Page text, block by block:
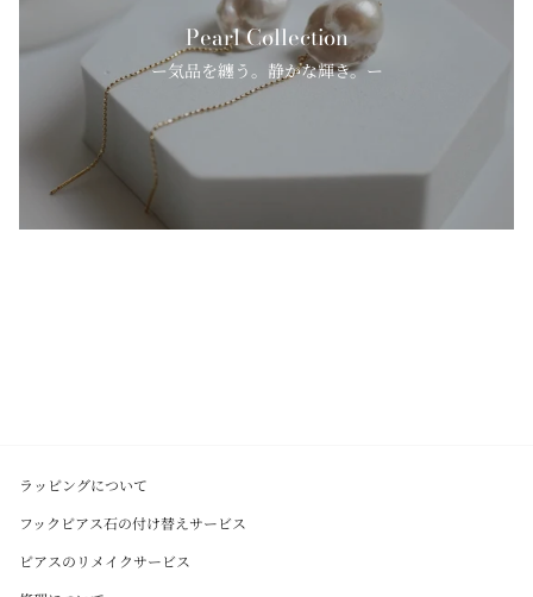
Pearl Collection
ー気品を纏う。静かな輝き。ー
ラッピングについて
フックピアス石の付け替えサービス
ピアスのリメイクサービス